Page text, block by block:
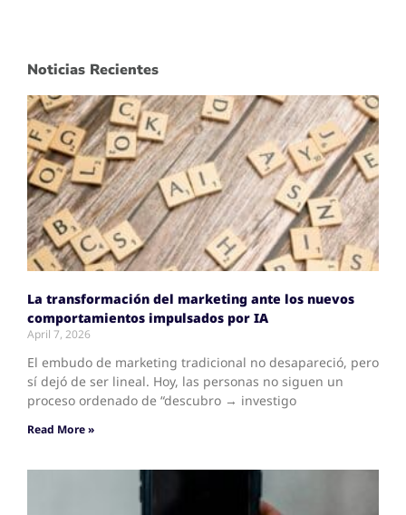
Noticias Recientes
La transformación del marketing ante los nuevos
comportamientos impulsados por IA
April 7, 2026
El embudo de marketing tradicional no desapareció, pero
sí dejó de ser lineal. Hoy, las personas no siguen un
proceso ordenado de “descubro → investigo
Read More »